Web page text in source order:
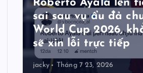
Roberto Ayala lên
sai sau vụ ẩu đả
World Cup 2026,
sẽ xin lỗi trực tiếp
jacky Tháng 7 23, 2026